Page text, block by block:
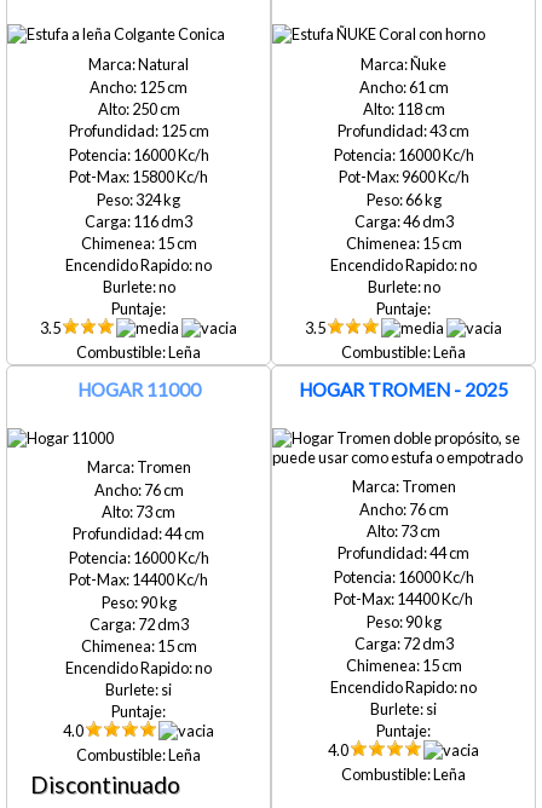
Natural
125
250
125
16000
15800
324
116
15
no
no
3.5
Leña
Ñuke
61
118
43
16000
9600
66
46
15
no
no
3.5
Leña
HOGAR 11000
Tromen
76
73
44
16000
14400
90
72
15
no
si
4.0
Leña
HOGAR TROMEN - 2025
Tromen
76
73
44
16000
14400
90
72
15
no
si
4.0
Leña